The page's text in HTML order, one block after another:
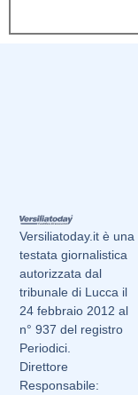
Versiliatoday.it è una
testata giornalistica
autorizzata dal
tribunale di Lucca il
24 febbraio 2012 al
n° 937 del registro
Periodici.
Direttore
Responsabile: